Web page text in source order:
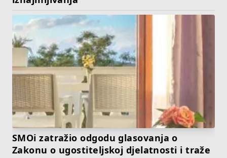
SMOi zatražio odgodu glasovanja o
Zakonu o ugostiteljskoj djelatnosti i traže